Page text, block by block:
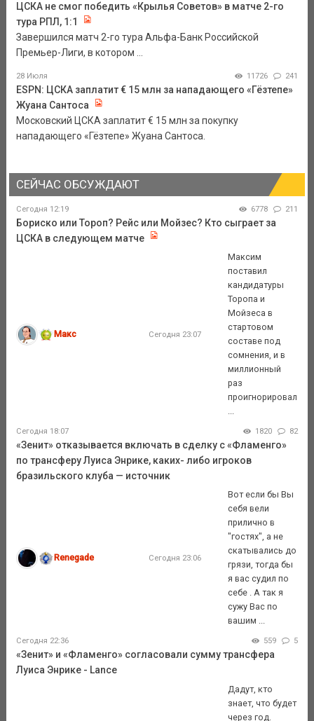
ЦСКА не смог победить «Крылья Советов» в матче 2-го
тура РПЛ, 1:1
Завершился матч 2-го тура Альфа-Банк Российской
Премьер-Лиги, в котором ...
28 Июля 11726 241
ESPN: ЦСКА заплатит € 15 млн за нападающего «Гёзтепе»
Жуана Сантоса
Московский ЦСКА заплатит € 15 млн за покупку
нападающего «Гёзтепе» Жуана Сантоса.
СЕЙЧАС ОБСУЖДАЮТ
Сегодня 12:19 6778 211
Бориско или Тороп? Рейс или Мойзес? Кто сыграет за
ЦСКА в следующем матче
Макс Сегодня 23:07
Максим
поставил
кандидатуры
Торопа и
Мойзеса в
стартовом
составе под
сомнения, и в
миллионный
раз
проигнорировал
...
Сегодня 18:07 1820 82
«Зенит» отказывается включать в сделку с «Фламенго»
по трансферу Луиса Энрике, каких- либо игроков
бразильского клуба — источник
Renegade Сегодня 23:06
Вот если бы Вы
себя вели
прилично в
"гостях", а не
скатывались до
грязи, тогда бы
я вас судил по
себе . А так я
сужу Вас по
вашим ...
Сегодня 22:36 559 5
«Зенит» и «Фламенго» согласовали сумму трансфера
Луиса Энрике - Lance
Дадут, кто
знает, что будет
через год.